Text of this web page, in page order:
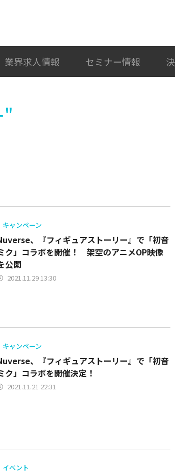
業界求人情報 セミナー情報
"
キャンペーン
、『フィギュアストーリー』で「初音
ク」コラボを開催！ 架空のアニメOP映像
公開
2021.11.29 13:30
キャンペーン
、『フィギュアストーリー』で「初音
ク」コラボを開催決定！
2021.11.21 22:31
イベント